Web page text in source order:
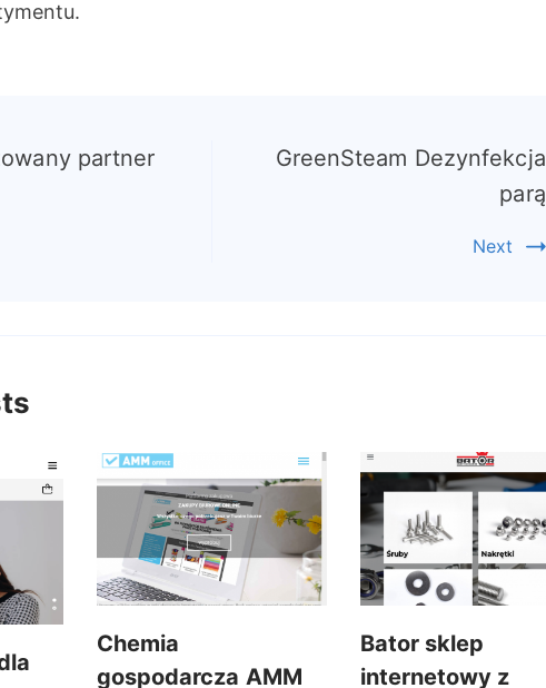
partner
GreenSteam Dezynfekcja
parą
Next
Chemia
gospodarcza AMM
Bator sklep
internetowy z